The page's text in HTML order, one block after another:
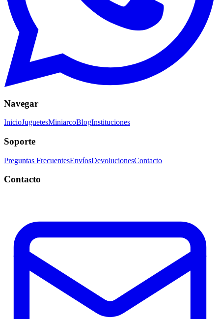
Navegar
InicioJuguetesMiniarcoBlogInstituciones
Soporte
Preguntas FrecuentesEnvíosDevolucionesContacto
Contacto